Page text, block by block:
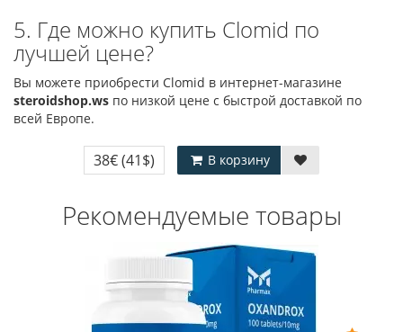
5. Где можно купить Clomid по
лучшей цене?
Вы можете приобрести Clomid в интернет-магазине
steroidshop.ws по низкой цене с быстрой доставкой по
всей Европе.
38€(41$) В корзину
Рекомендуемые товары